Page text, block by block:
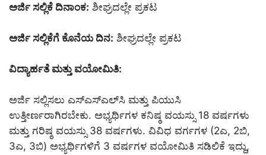
ಅರ್ಜಿ ಸಲ್ಲಿಕೆ ದಿನಾಂಕ: ಶೀಘ್ರದಲ್ಲೇ ಪ್ರಕಟ
ಅರ್ಜಿ ಸಲ್ಲಿಕೆಗೆ ಕೊನೆಯ ದಿನ: ಶೀಘ್ರದಲ್ಲೇ ಪ್ರಕಟ
ವಿದ್ಯಾರ್ಹತೆ ಮತ್ತು ವಯೋಮಿತಿ:
ಅರ್ಜಿ ಸಲ್ಲಿಸಲು ಎಸ್‌ಎಸ್‌ಎಲ್‌ಸಿ ಮತ್ತು ಪಿಯುಸಿ
ಉತ್ತೀರ್ಣರಾಗಿರಬೇಕು. ಅಭ್ಯರ್ಥಿಗಳ ಕನಿಷ್ಠ ವಯಸ್ಸು 18 ವರ್ಷಗಳು
ಮತ್ತು ಗರಿಷ್ಠ ವಯಸ್ಸು 38 ವರ್ಷಗಳು. ವಿವಿಧ ವರ್ಗಗಳ (2ಎ, 2ಬಿ,
3ಎ, 3ಬಿ) ಅಭ್ಯರ್ಥಿಗಳಿಗೆ 3 ವರ್ಷಗಳ ವಯೋಮಿತಿ ಸಡಿಲಿಕೆ ಇದ್ದು,